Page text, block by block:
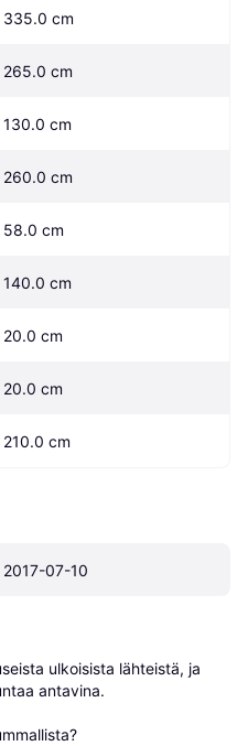
335.0 cm
265.0 cm
130.0 cm
260.0 cm
58.0 cm
140.0 cm
20.0 cm
20.0 cm
210.0 cm
2017-07-10
ulkoisista lähteistä, ja
antavina.